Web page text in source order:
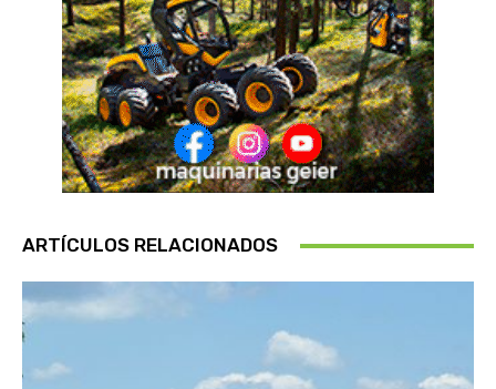
ARTÍCULOS RELACIONADOS